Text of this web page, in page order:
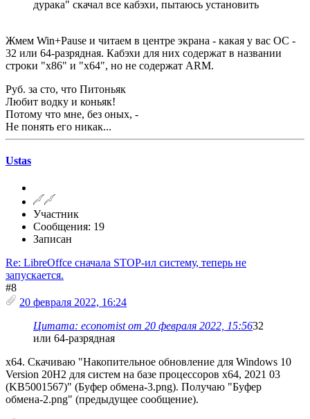
дурака" скачал все кабэхи, пытаюсь установить
Жмем Win+Pause и читаем в центре экрана - какая у вас ОС -
32 или 64-разрядная. Кабэхи для них содержат в названии
строки "x86" и "x64", но не содержат ARM.
Руб. за сто, что Питоньяк
Любит водку и коньяк!
Потому что мне, без оных, -
Не понять его никак...
Ustas
Участник
Сообщения: 19
Записан
Re: LibreOffce сначала STOP-ил систему, теперь не
запускается.
#8
20 февраля 2022, 16:24
Цитата: economist от 20 февраля 2022, 15:5632
или 64-разрядная
x64. Скачиваю "Накопительное обновление для Windows 10
Version 20H2 для систем на базе процессоров x64, 2021 03
(KB5001567)" (Буфер обмена-3.png). Получаю "Буфер
обмена-2.png" (предыдущее сообщение).